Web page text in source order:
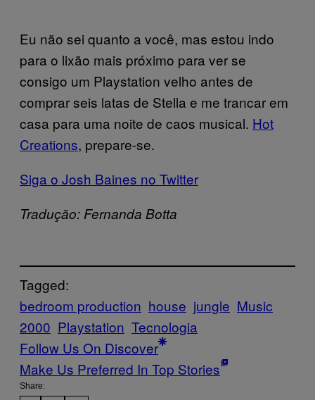
Eu não sei quanto a você, mas estou indo
para o lixão mais próximo para ver se
consigo um Playstation velho antes de
comprar seis latas de Stella e me trancar em
casa para uma noite de caos musical. Hot
Creations, prepare-se.
Siga o Josh Baines no Twitter
Tradução: Fernanda Botta
Tagged:
bedroom production house jungle Music
2000 Playstation Tecnologia
Follow Us On Discover
Make Us Preferred In Top Stories
Share: